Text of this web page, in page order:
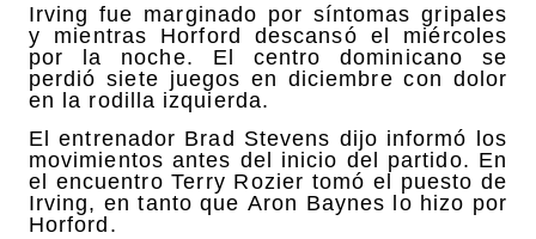
Irving fue marginado por síntomas gripales
y mientras Horford descansó el miércoles
por la noche. El centro dominicano se
perdió siete juegos en diciembre con dolor
en la rodilla izquierda.
El entrenador Brad Stevens dijo informó los
movimientos antes del inicio del partido. En
el encuentro Terry Rozier tomó el puesto de
Irving, en tanto que Aron Baynes lo hizo por
Horford.